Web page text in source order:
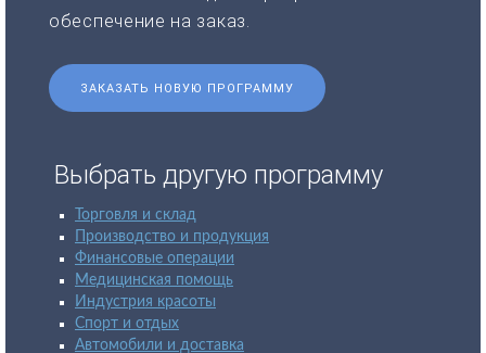
обеспечение на заказ.
ЗАКАЗАТЬ НОВУЮ ПРОГРАММУ
Выбрать другую программу
Торговля и склад
Производство и продукция
Финансовые операции
Медицинская помощь
Индустрия красоты
Спорт и отдых
Автомобили и доставка